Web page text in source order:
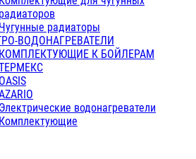
радиаторов
Чугунные радиаторы
ВОДОНАГРЕВАТЕЛИ
КОМПЛЕКТУЮЩИЕ К БОЙЛЕРАМ
OASIS
Электрические водонагреватели
Комплектующие